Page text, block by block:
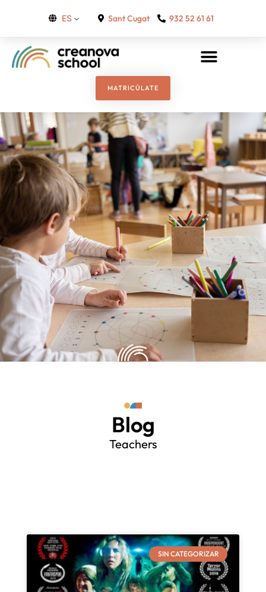
ES Sant Cugat 932 52 61 61
MATRICÚLATE
Blog
Teachers
SIN CATEGORIZAR